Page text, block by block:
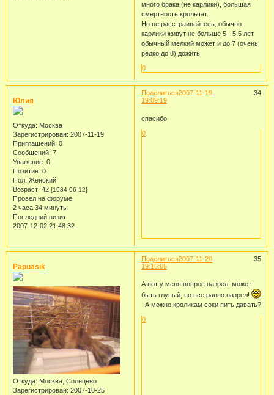
много брака (не карлики), большая
смертность крольчат.
Но не расстраивайтесь, обычно
карлики живут не больше 5 - 5,5 лет,
обычный мелкий может и до 7 (очень
редко до 8) дожить
0
Поделиться 34
2007-11-19
19:09:19
Юлия
Откуда: Москва
Зарегистрирован: 2007-11-19
Приглашений: 0
Сообщений: 7
Уважение: 0
Позитив: 0
Пол: Женский
Возраст: 42 [1984-06-12]
Провел на форуме:
2 часа 34 минуты
Последний визит:
2007-12-02 21:48:32
спасибо
0
Поделиться 35
2007-11-20
19:16:05
Papuasik
Откуда: Москва, Солнцево
Зарегистрирован: 2007-10-25
А вот у меня вопрос назрел, может
быть глупый, но все равно назрел!
А можно кроликам соки пить давать?
0